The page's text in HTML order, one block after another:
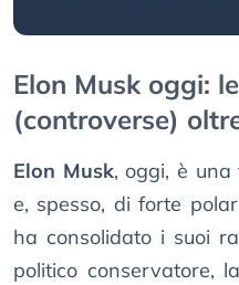
Elon Musk oggi:
(controverse)
Elon Musk, oggi, è una
e, spesso, di forte
ha consolidato i suoi
politico conservatore,